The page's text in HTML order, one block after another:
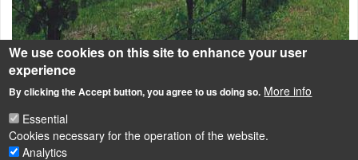
halgazdálkodás
We use cookies on this site to enhance your user
experience
By clicking the Accept button, you agree to us doing so. More info
Essential
Cookies necessary for the operation of the website.
Analytics